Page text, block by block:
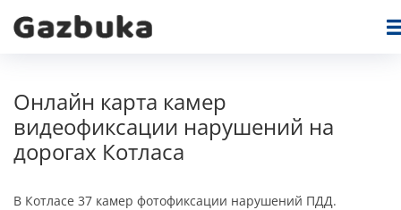
Онлайн карта камер
видеофиксации нарушений на
дорогах Котласа
В Котласе 37 камер фотофиксации нарушений ПДД.